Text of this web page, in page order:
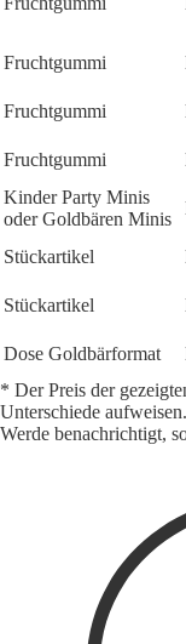
Fruchtgummi
Fruchtgummi
Fruchtgummi
Kinder Party Minis
oder Goldbären Minis
Stückartikel
Stückartikel
Dose Goldbärformat
* Der Preis der
Unterschiede aufweisen.
Werde benachrichtigt,